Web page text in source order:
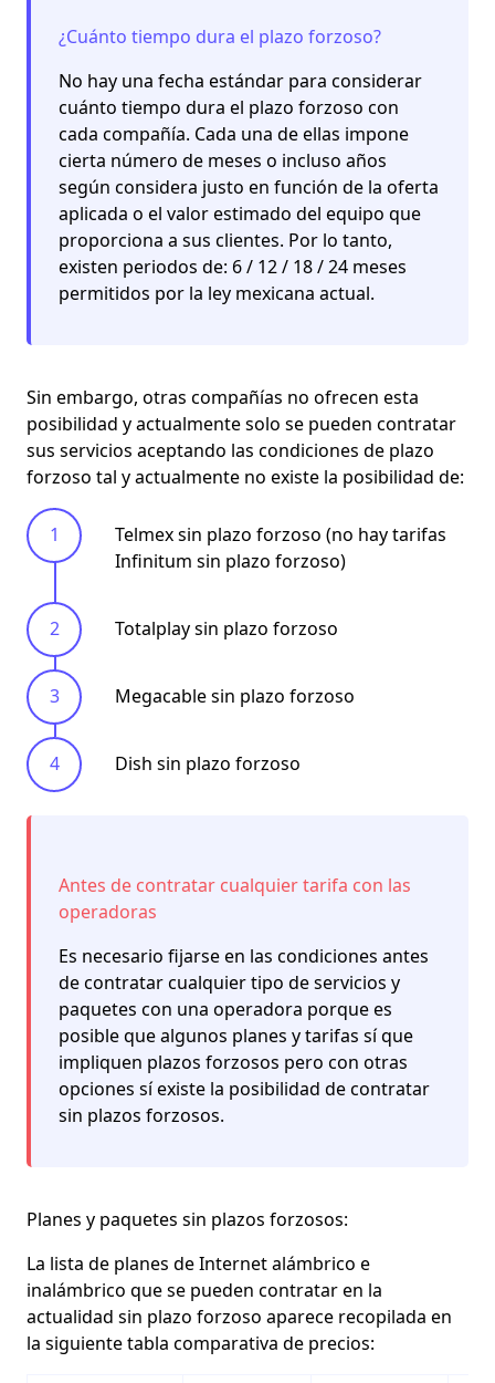
¿Cuánto tiempo dura el plazo forzoso?
No hay una fecha estándar para considerar
cuánto tiempo dura el plazo forzoso con
cada compañía. Cada una de ellas impone
cierta número de meses o incluso años
según considera justo en función de la oferta
aplicada o el valor estimado del equipo que
proporciona a sus clientes. Por lo tanto,
existen periodos de: 6 / 12 / 18 / 24 meses
permitidos por la ley mexicana actual.
Sin embargo, otras compañías no ofrecen esta
posibilidad y actualmente solo se pueden contratar
sus servicios aceptando las condiciones de plazo
forzoso tal y actualmente no existe la posibilidad de:
Telmex sin plazo forzoso (no hay tarifas
Infinitum sin plazo forzoso)
Totalplay sin plazo forzoso
Megacable sin plazo forzoso
Dish sin plazo forzoso
Antes de contratar cualquier tarifa con las
operadoras
Es necesario fijarse en las condiciones antes
de contratar cualquier tipo de servicios y
paquetes con una operadora porque es
posible que algunos planes y tarifas sí que
impliquen plazos forzosos pero con otras
opciones sí existe la posibilidad de contratar
sin plazos forzosos.
Planes y paquetes sin plazos forzosos:
La lista de planes de Internet alámbrico e
inalámbrico que se pueden contratar en la
actualidad sin plazo forzoso aparece recopilada en
la siguiente tabla comparativa de precios: